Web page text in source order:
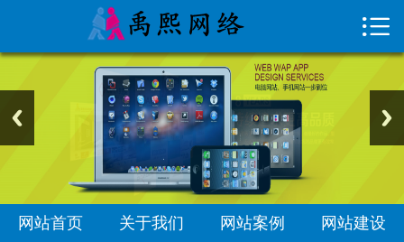
关于我们
网站案例
网站建设
网站优化

网站首页 关于我们 网站案例 网站建设